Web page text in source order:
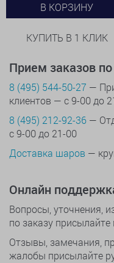
В КОРЗИНУ
КУПИТЬ В 1 КЛИК
Прием заказов
8 (495) 544-50-27 —
клиентов — с 9-00 до
8 (495) 212-92-36 —
с 9-00 до 21-00
Доставка шаров —
Онлайн
Вопросы, уточнения,
по заказу
Отзывы, замечания,
жалобы присылайте